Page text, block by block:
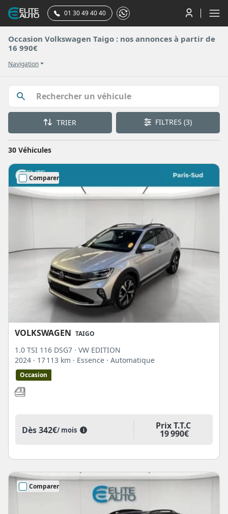
01 30 49 40 40
Occasion Volkswagen Taigo : nos annonces à partir de
16 990€
Navigation
TRIER FILTRES(3)
30 Véhicules
Comparer
VOLKSWAGEN TAIGO
1.0 TSI 116 DSG7 · VW EDITION
2024 · 17 113 km · Essence · Automatique
Occasion
Dès342€/ mois i Prix T.T.C
19 990€
Comparer